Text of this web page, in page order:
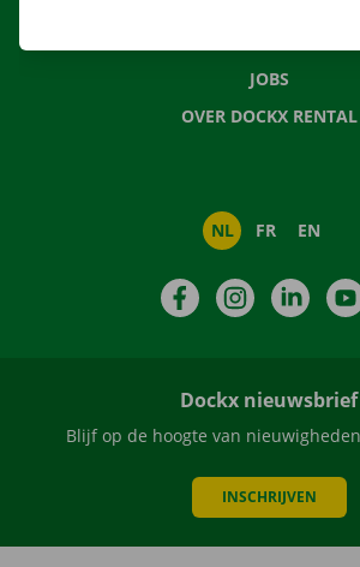
JOBS
OVER DOCKX RENTAL
NL FR EN
FacebookInstagram
Dockx nieuwsbrief
Blijf op de hoogte van
INSCHRIJVEN